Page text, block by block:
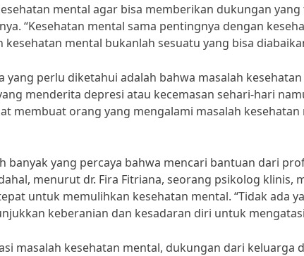
mental agar bisa memberikan dukungan
“Kesehatan mental sama pentingnya dengan
kesehatan mental bukanlah sesuatu yang bisa
yang perlu diketahui adalah bahwa masalah
menderita depresi atau kecemasan sehari-hari
membuat orang yang mengalami masalah
banyak yang percaya bahwa mencari bantuan dari
menurut dr. Fira Fitriana, seorang psikolog klinis,
untuk memulihkan kesehatan mental. “Tidak ada
keberanian dan kesadaran diri untuk mengatasi
masalah kesehatan mental, dukungan dari keluarga